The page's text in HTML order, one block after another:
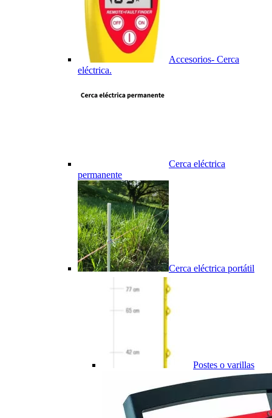
Accesorios- Cerca
eléctrica.
Cerca eléctrica
permanente
Cerca eléctrica portátil
Postes o varillas